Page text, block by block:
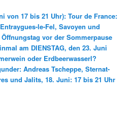
von 17 bis 21 Uhr): Tour de France:
le-Fel, Savoyen und
vor der Sommerpause
am DIENSTAG, den 23. Juni
oder Erdbeerwasserl?
Andreas Tscheppe, Sternat-
und Jalits, 18. Juni: 17 bis 21 Uhr